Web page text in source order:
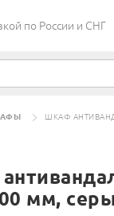
по России и СНГ
ШКАФ
мм,